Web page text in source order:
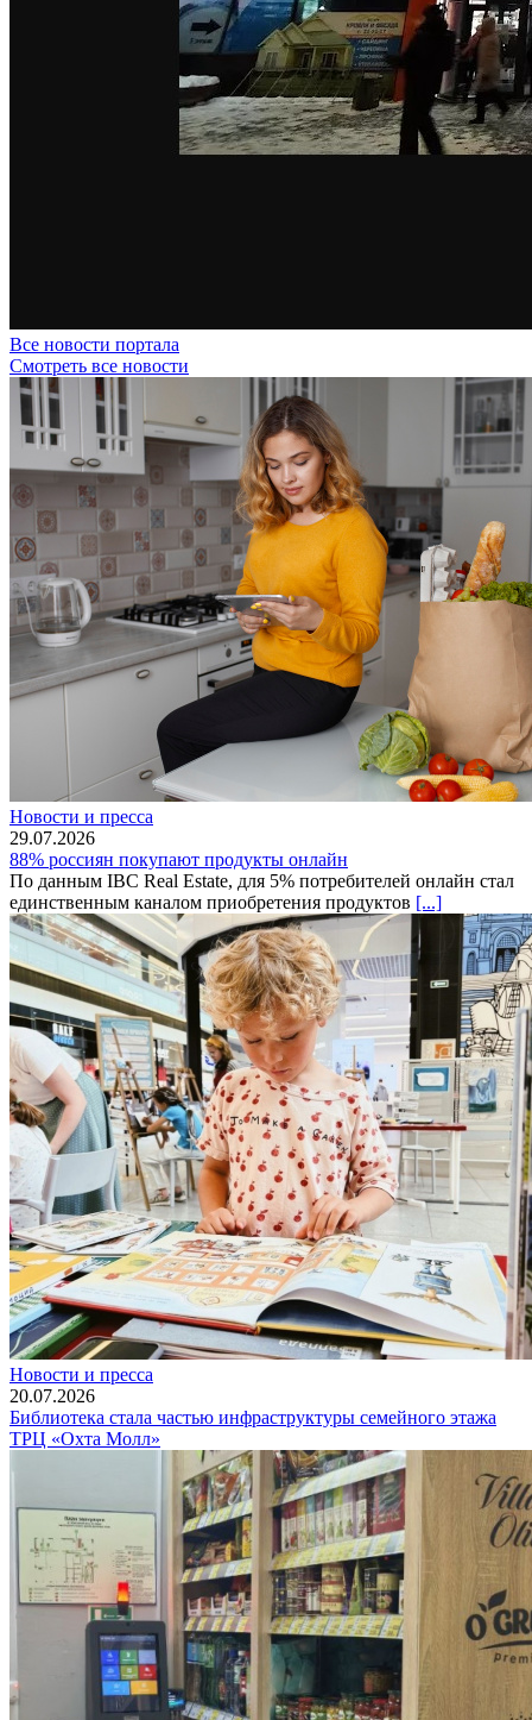
Все новости портала
Смотреть все новости
Новости и пресса
29.07.2026
88% россиян покупают продукты онлайн
По данным IBC Real Estate, для 5% потребителей онлайн стал
единственным каналом приобретения продуктов [...]
Новости и пресса
20.07.2026
Библиотека стала частью инфраструктуры семейного этажа
ТРЦ «Охта Молл»